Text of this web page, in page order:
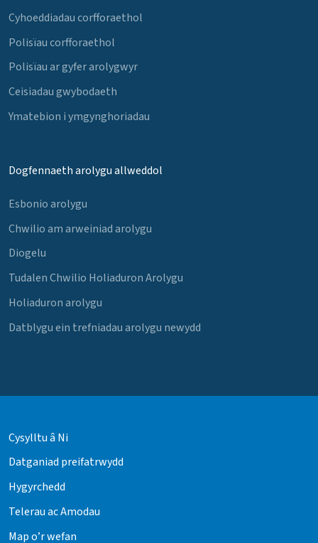
Cyhoeddiadau corfforaethol
Polisïau corfforaethol
Polisïau ar gyfer arolygwyr
Ceisiadau gwybodaeth
Ymatebion i ymgynghoriadau
Dogfennaeth arolygu allweddol
Esbonio arolygu
Chwilio am arweiniad arolygu
Diogelu
Tudalen Chwilio Holiaduron Arolygu
Holiaduron arolygu
Datblygu ein trefniadau arolygu newydd
Cysylltu â Ni
Datganiad preifatrwydd
Hygyrchedd
Telerau ac Amodau
Map o’r wefan